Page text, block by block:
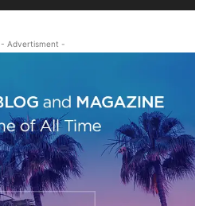
- Advertisment -